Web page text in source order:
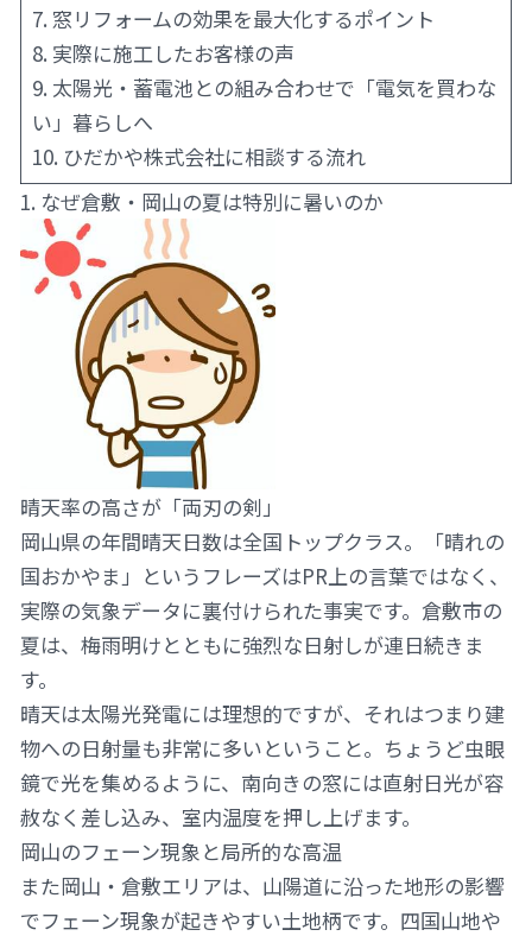
7. 窓リフォームの効果を最大化するポイント
8. 実際に施工したお客様の声
9. 太陽光・蓄電池との組み合わせで「電気を買わな
い」暮らしへ
10. ひだかや株式会社に相談する流れ
1. なぜ倉敷・岡山の夏は特別に暑いのか
晴天率の高さが「両刃の剣」
岡山県の年間晴天日数は全国トップクラス。「晴れの
国おかやま」というフレーズはPR上の言葉ではなく、
実際の気象データに裏付けられた事実です。倉敷市の
夏は、梅雨明けとともに強烈な日射しが連日続きま
す。
晴天は太陽光発電には理想的ですが、それはつまり建
物への日射量も非常に多いということ。ちょうど虫眼
鏡で光を集めるように、南向きの窓には直射日光が容
赦なく差し込み、室内温度を押し上げます。
岡山のフェーン現象と局所的な高温
また岡山・倉敷エリアは、山陽道に沿った地形の影響
でフェーン現象が起きやすい土地柄です。四国山地や